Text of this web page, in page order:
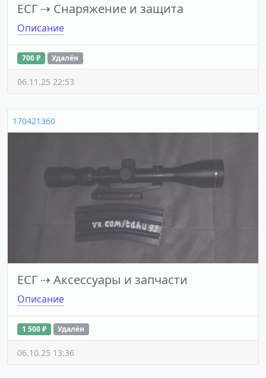
ЕСГ ⇢ Снаряжение и защита
Описание
700 ₽ Удалён
06.11.25 22:53
170421360
ЕСГ ⇢ Аксессуары и запчасти
Описание
1 500 ₽ Удалён
06.10.25 13:36